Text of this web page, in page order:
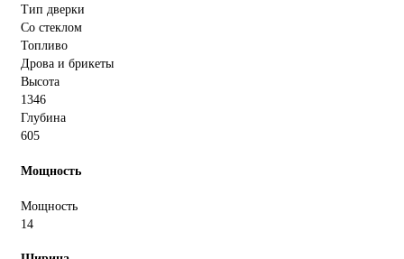
Тип дверки
Со стеклом
Топливо
Дрова и брикеты
Высота
1346
Глубина
605
Мощность
Мощность
14